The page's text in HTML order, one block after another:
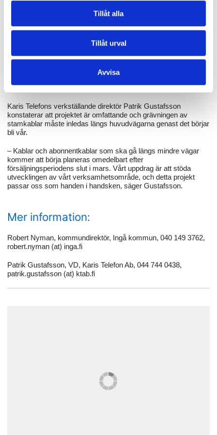
Tillåt alla
Tillåt urval
Avvisa
för byggandet av fibernätet är mycket snäv. För att så många
som möjligt ska ha möjlighet att få sin anslutning inom projektets
tidtabell behövs ett smidigt samarbete mellan fastighetsägarna
och entreprenörerna.
– Ju bättre vi lyckas samarbeta med markägarna och
beställarna, desto större område kommer vi att hinna bygga ut.
De stödda anslutningarna måste beställas i början av 2024 så
utvecklingschef Albin Söderström på Karis Telefon.
Karis Telefons verkställande direktör Patrik Gustafsson
konstaterar att projektet är omfattande och grävningen av
stamkablar måste inledas längs huvudvägarna genast det börjar
bli vår.
– Kablar och abonnentkablar som ska gå längs mindre vägar
kommer att börja planeras omedelbart efter
försäljningsperiodens slut i mars. Vårt uppdrag är att stöda
utvecklingen av vårt verksamhetsområde, och detta projekt
passar oss som handen i handsken, säger Gustafsson.
Mer information:
Robert Nyman, kommundirektör, Ingå kommun, 040 149 3762,
robert.nyman (at) inga.fi
Patrik Gustafsson, VD, Karis Telefon Ab, 044 744 0438,
patrik.gustafsson (at) ktab.fi